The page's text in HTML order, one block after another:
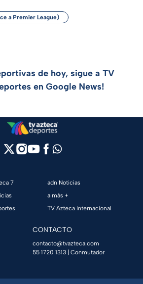
a Premier League)
de hoy, sigue a TV
en Google News!
7
adn Noticias
a más +
TV Azteca Internacional
CONTACTO
contacto@tvazteca.com
55 1720 1313 | Conmutador